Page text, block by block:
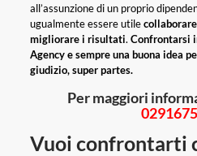
all’assunzione di un proprio
ugualmente essere utile
migliorare i risultati. Confrontarsi
Agency e sempre una buona idea
giudizio, super partes.
Per maggiori
Vuoi confrontarti